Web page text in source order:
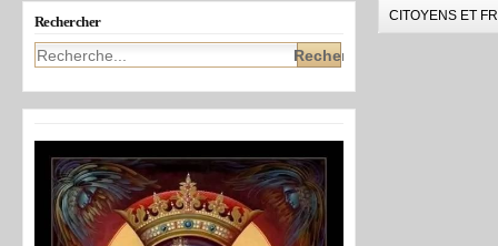
Rechercher CITOYENS ET